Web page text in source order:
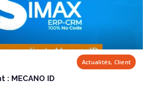
Actualités, Client
MECANO ID